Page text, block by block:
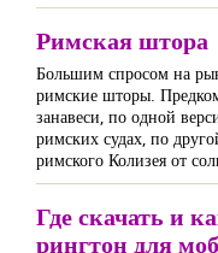
Римская штора
Большим спросом на
римские шторы.
занавеси, по одной
римских судах, по
римского Колизея от
Где скачать и
рингтон для